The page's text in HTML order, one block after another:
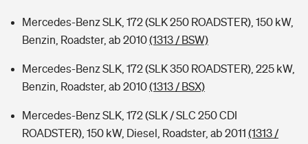
Mercedes-Benz SLK, 172 (SLK 250 ROADSTER), 150 kW,
Benzin, Roadster, ab 2010(1313 / BSW)
Mercedes-Benz SLK, 172 (SLK 350 ROADSTER), 225 kW,
Benzin, Roadster, ab 2010(1313 / BSX)
Mercedes-Benz SLK, 172 (SLK / SLC 250 CDI
ROADSTER), 150 kW, Diesel, Roadster, ab 2011 (1313 /